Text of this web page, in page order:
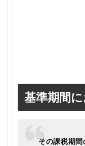
基準期間
その課税期